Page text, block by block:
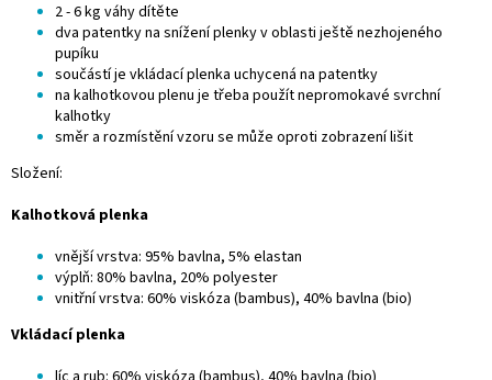
2 - 6 kg váhy dítěte
dva patentky na snížení plenky v oblasti ještě nezhojeného
pupíku
součástí je vkládací plenka uchycená na patentky
na kalhotkovou plenu je třeba použít nepromokavé svrchní
kalhotky
směr a rozmístění vzoru se může oproti zobrazení lišit
Složení:
Kalhotková plenka
vnější vrstva: 95% bavlna, 5% elastan
výplň: 80% bavlna, 20% polyester
vnitřní vrstva: 60% viskóza (bambus), 40% bavlna (bio)
Vkládací plenka